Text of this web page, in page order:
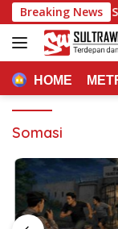
Langsung
ke
konten
Breaking News
Mafia Casino:
HOME
Somasi